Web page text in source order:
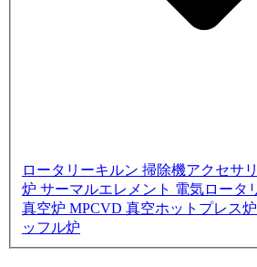
ロータリーキルン 掃除機アクセサ
炉 サーマルエレメント 電気ロータ
真空炉 MPCVD 真空ホットプレス炉
ッフル炉